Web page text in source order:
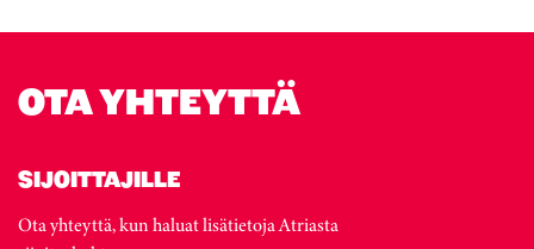
OTA YHTEYTTÄ
SIJOITTAJILLE
Ota yhteyttä, kun haluat lisätietoja Atriasta